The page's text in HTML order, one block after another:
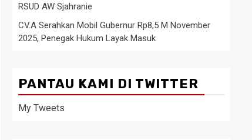
RSUD AW Sjahranie
CV.A Serahkan Mobil Gubernur Rp8,5 M November
2025, Penegak Hukum Layak Masuk
PANTAU KAMI DI TWITTER
My Tweets